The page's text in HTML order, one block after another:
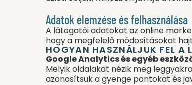
Adatok elemzése és felhasználása
A látogatói adatokat az online
hogy a megfelelő módosításokat
HOGYAN HASZNÁLJUK FEL
Google Analytics és egyéb
Melyik oldalakat nézik meg
azonosítsuk a gyenge pontokat és